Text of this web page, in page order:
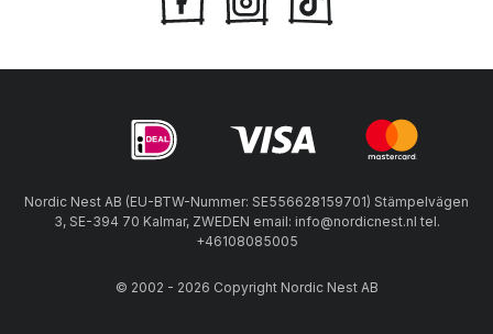
Nordic Nest AB (EU-BTW-Nummer: SE556628159701) Stämpelvägen
3, SE-394 70 Kalmar, ZWEDEN email: info@nordicnest.nl tel.
+46108085005
© 2002 - 2026 Copyright Nordic Nest AB